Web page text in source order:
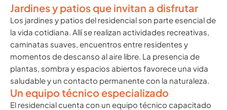
Jardines y patios que invitan a disfrutar
Los jardines y patios del residencial son parte esencial de
la vida cotidiana. Allí se realizan actividades recreativas,
caminatas suaves, encuentros entre residentes y
momentos de descanso al aire libre. La presencia de
plantas, sombra y espacios abiertos favorece una vida
saludable y un contacto permanente con la naturaleza.
Un equipo técnico especializado
El residencial cuenta con un equipo técnico capacitado